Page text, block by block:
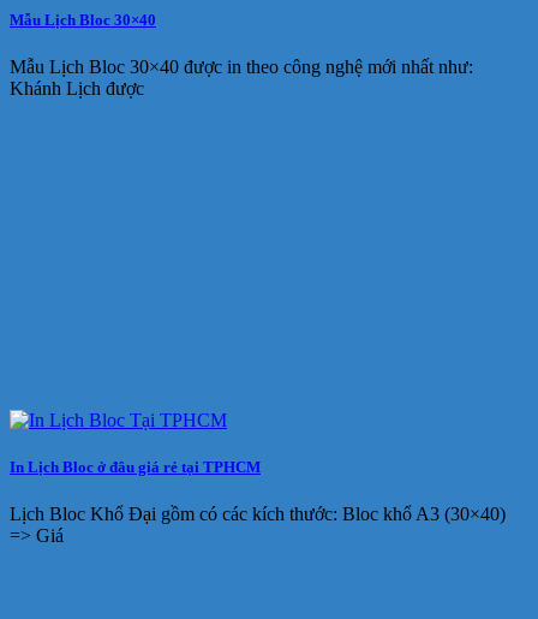
Mẫu Lịch Bloc 30×40
Mẫu Lịch Bloc 30×40 được in theo công nghệ mới nhất như:
Khánh Lịch được
In Lịch Bloc ở đâu giá rẻ tại TPHCM
Lịch Bloc Khổ Đại gồm có các kích thước: Bloc khổ A3 (30×40)
=> Giá